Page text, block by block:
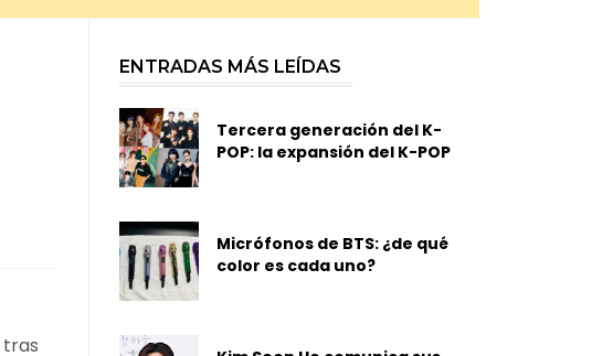
tras
ENTRADAS MÁS LEÍDAS
Tercera generación del K-
POP: la expansión del K-POP
Micrófonos de BTS: ¿de qué
color es cada uno?